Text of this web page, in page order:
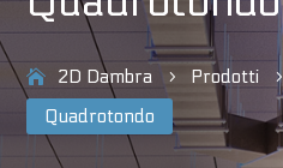
2D Dambra 5 Prodotti 5
Quadrotondo